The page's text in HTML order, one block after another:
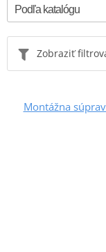
Zobraziť
Montážna